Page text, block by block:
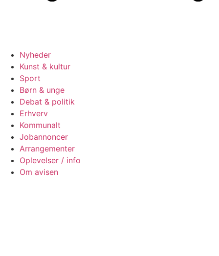
Nyheder
Kunst & kultur
Sport
Børn & unge
Debat & politik
Erhverv
Kommunalt
Jobannoncer
Arrangementer
Oplevelser / info
Om avisen